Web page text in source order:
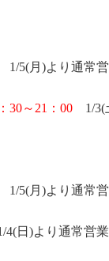
1/5(月 )より通常
： 30～ 21 ： 00 1/3(
1/5(月 )より通常
4(日 )より通常営業